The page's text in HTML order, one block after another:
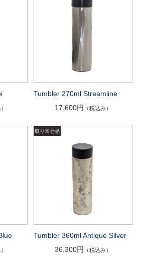
Tumbler 270ml Streamline
17,600円
（税込み）
Tumbler 360ml Antique Silver
36,300円
（税込み）